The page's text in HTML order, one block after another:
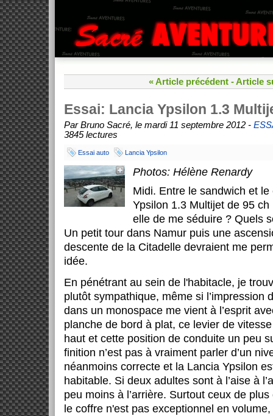
« Article précédent -Article
Essai: Lancia Ypsilon 1.3
Par Bruno Sacré, le mardi 11 septembre 2012 -
3845 lectures
Essai auto Lancia Ypsilon
Photos: Hélène Renardy
Midi. Entre le sandwich et
Ypsilon 1.3 Multijet de 95
elle de me séduire ? Quels
Un petit tour dans Namur puis une
descente de la Citadelle devraient me
idée.
En pénétrant au sein de l'habitacle, je
plutôt sympathique, même si l’impression
dans un monospace me vient à l’esprit
planche de bord à plat, ce levier de
haut et cette position de conduite un peu
finition n’est pas à vraiment parler d’un
néanmoins correcte et la Lancia Ypsilon
habitable. Si deux adultes sont à l’aise à
peu moins à l’arrière. Surtout ceux de
le coffre n'est pas exceptionnel en